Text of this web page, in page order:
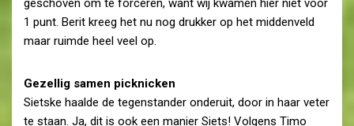
geschoven om te forceren, want wij kwamen hier niet voor
1 punt. Berit kreeg het nu nog drukker op het middenveld
maar ruimde heel veel op.
Gezellig samen picknicken
Sietske haalde de tegenstander onderuit, door in haar veter
te staan. Ja, dit is ook een manier Siets! Volgens Timo